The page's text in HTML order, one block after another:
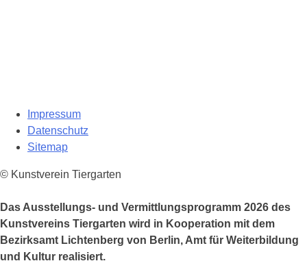
Impressum
Datenschutz
Sitemap
© Kunstverein Tiergarten
Das Ausstellungs- und Vermittlungsprogramm 2026 des
Kunstvereins Tiergarten wird in Kooperation mit dem
Bezirksamt Lichtenberg von Berlin, Amt für Weiterbildung
und Kultur realisiert.